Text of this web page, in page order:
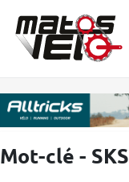
Mot-clé - SKS